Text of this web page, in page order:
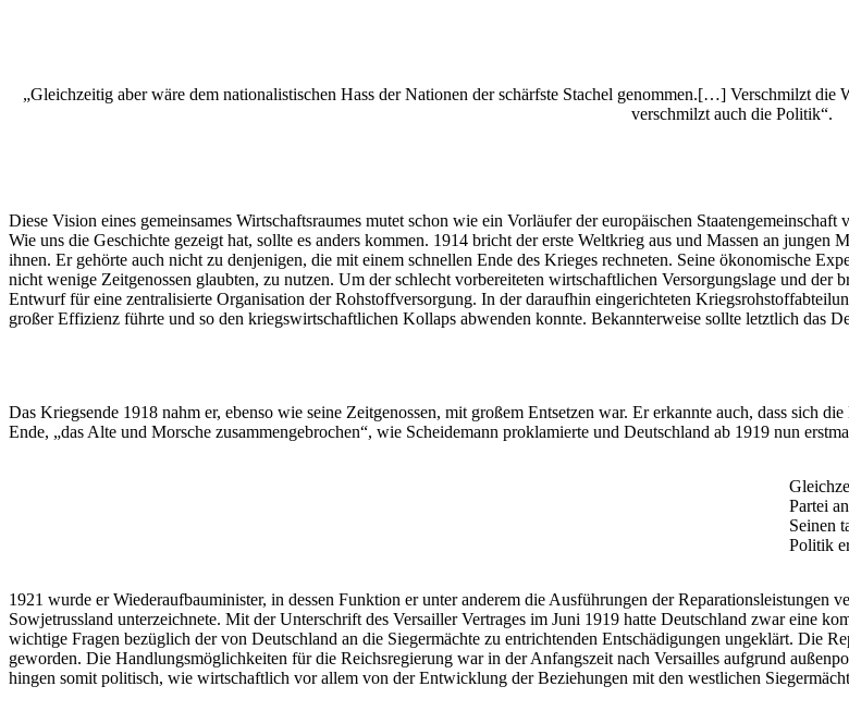
„Gleichzeitig aber wäre dem nationalistischen Hass der Nationen der schärfste Stachel genommen.[…] Verschmilzt
verschmilzt auch die Politik“.
Diese Vision eines gemeinsames Wirtschaftsraumes mutet schon wie ein Vorläufer der europäischen Staatengemeinschaft
Wie uns die Geschichte gezeigt hat, sollte es anders kommen. 1914 bricht der erste Weltkrieg aus und Massen an
ihnen. Er gehörte auch nicht zu denjenigen, die mit einem schnellen Ende des Krieges rechneten. Seine ökonomische
nicht wenige Zeitgenossen glaubten, zu nutzen. Um der schlecht vorbereiteten wirtschaftlichen Versorgungslage und der
Entwurf für eine zentralisierte Organisation der Rohstoffversorgung. In der daraufhin eingerichteten
großer Effizienz führte und so den kriegswirtschaftlichen Kollaps abwenden konnte. Bekannterweise sollte letztlich das
Das Kriegsende 1918 nahm er, ebenso wie seine Zeitgenossen, mit großem Entsetzen war. Er erkannte auch, dass sich
Ende, „das Alte und Morsche zusammengebrochen“, wie Scheidemann proklamierte und Deutschland ab 1919 nun
Partei
Seinen
Politik
1921 wurde er Wiederaufbauminister, in dessen Funktion er unter anderem die Ausführungen der Reparationsleistungen
Sowjetrussland unterzeichnete. Mit der Unterschrift des Versailler Vertrages im Juni 1919 hatte Deutschland zwar eine
wichtige Fragen bezüglich der von Deutschland an die Siegermächte zu entrichtenden Entschädigungen ungeklärt. Die
geworden. Die Handlungsmöglichkeiten für die Reichsregierung war in der Anfangszeit nach Versailles aufgrund
hingen somit politisch, wie wirtschaftlich vor allem von der Entwicklung der Beziehungen mit den westlichen